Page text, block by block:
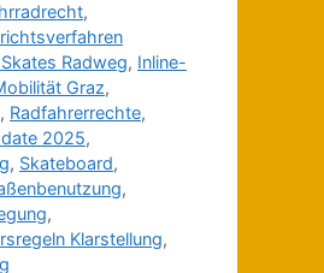
,
Radweg, Inline-
Graz,
, Radfahrerrechte,
2025,
, Skateboard,
,
,
Klarstellung,